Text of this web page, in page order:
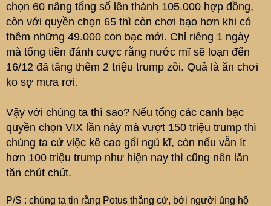
chọn 60 nâng tổng số lên thành 105.000 hợp đồng,
còn với quyền chọn 65 thì còn chơi bạo hơn khi có
thêm những 49.000 con bạc mới. Chỉ riêng 1 ngày
mà tổng tiền đánh cược rằng nước mĩ sẽ loạn đến
16/12 đã tăng thêm 2 triệu trump zồi. Quả là ăn chơi
ko sợ mưa rơi.
Vậy với chúng ta thì sao? Nếu tổng các canh bạc
quyền chọn VIX lần này mà vượt 150 triệu trump thì
chúng ta cứ việc kê cao gối ngủ kĩ, còn nếu vẫn ít
hơn 100 triệu trump như hiện nay thì cũng nên lăn
tăn chút chút.
P/S : chúng ta tin rằng Potus thắng cử, bởi người ủng hộ